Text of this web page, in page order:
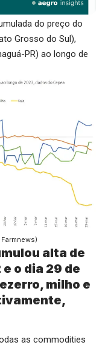
do preço do
Grosso do Sul),
PR) ao longo de
alta de
o dia 29 de
milho e
as commodities